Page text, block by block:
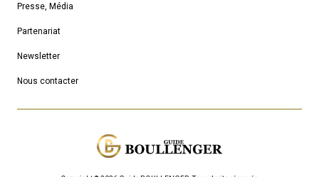
Presse, Média
Partenariat
Newsletter
Nous contacter